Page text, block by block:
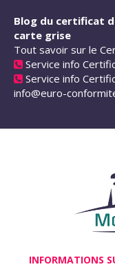
Blog du certificat
carte grise
Tout savoir sur le
Service info
Service info
info@euro-
INFORMATIONS